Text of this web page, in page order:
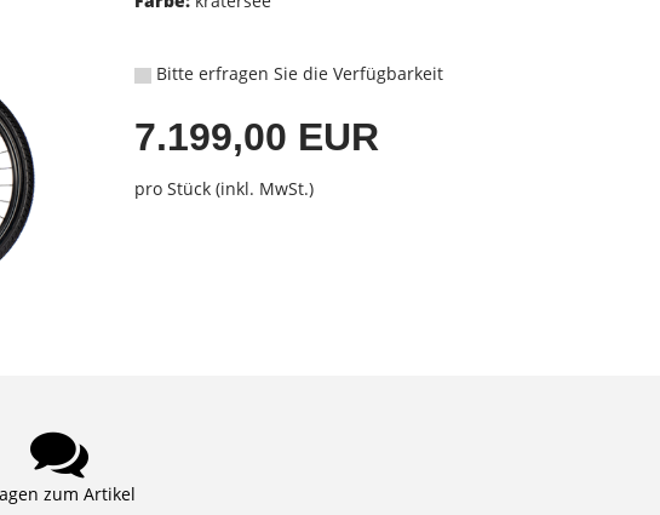
Bitte erfragen Sie die Verfügbarkeit
7.199,00 EUR
pro Stück (inkl. MwSt.)
zum Artikel